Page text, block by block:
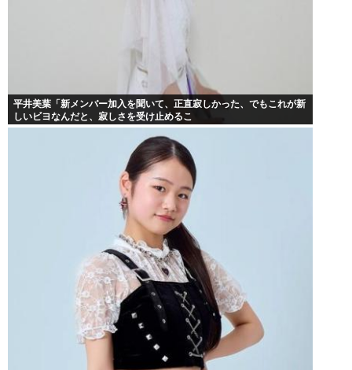
平井美葉「新メンバー加入を聞いて、正直寂しかった、でもこれが新
しいビヨなんだと、寂しさを受け止めるこ